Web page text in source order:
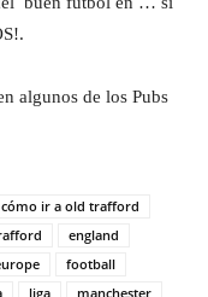
algunos de los Pubs
cómo ir a old trafford
england
football
liga
manchester